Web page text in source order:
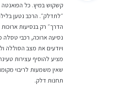
ב
:
קשקוש במיץ. כל
״לתדלק״. הרכב נטען
הדרך״ רק בנסיעות
נסיעה ארוכה, רכבי טסלה
ויודעים את מצב הסוללה
מציע להוסיף עצירות
שאין משמעות לריבוי
תחנות דלק.